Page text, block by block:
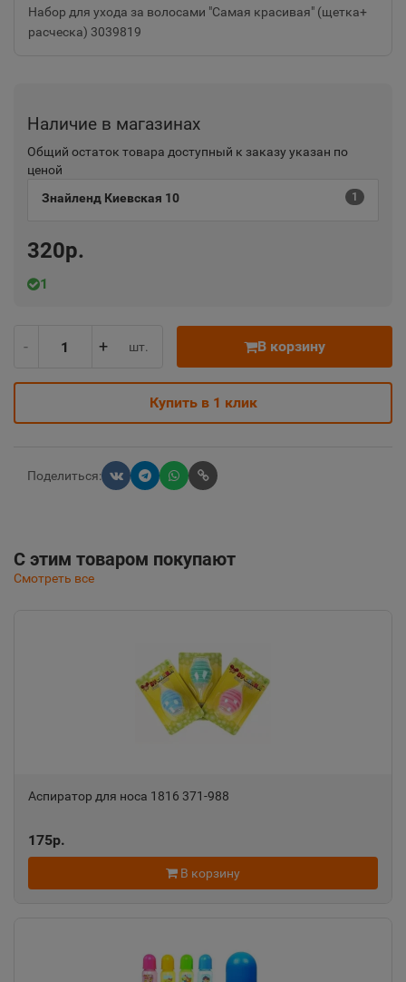
Набор для ухода за волосами "Самая красивая" (щетка+
расческа) 3039819
Наличие в магазинах
Общий остаток товара доступный к заказу указан по
ценой
Знайленд Киевская 10
1
320р.
1
- + шт. В корзину
Купить в 1 клик
Поделиться:
С этим товаром покупают
Смотреть все
Аспиратор для носа 1816 371-988
175р.
В корзину